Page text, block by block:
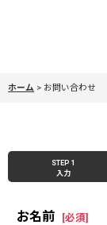
ホーム > お問い合わせ
STEP 1
入力
お名前 [必須]